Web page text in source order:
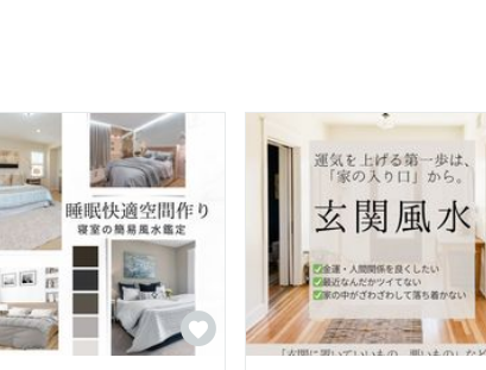
響します。
会ったとき、
でありたい。
すように。